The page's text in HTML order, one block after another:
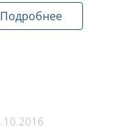
Подробнее